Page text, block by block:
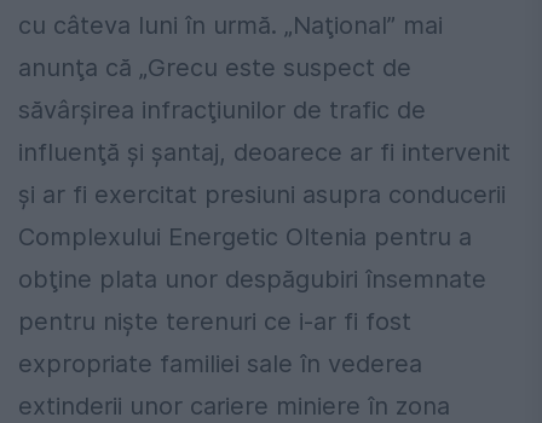
cu câteva luni în urmă. „Naţional” mai
anunţa că „Grecu este suspect de
săvârşirea infracţiunilor de trafic de
influenţă şi şantaj, deoarece ar fi intervenit
şi ar fi exercitat presiuni asupra conducerii
Complexului Energetic Oltenia pentru a
obţine plata unor despăgubiri însemnate
pentru nişte terenuri ce i-ar fi fost
expropriate familiei sale în vederea
extinderii unor cariere miniere în zona